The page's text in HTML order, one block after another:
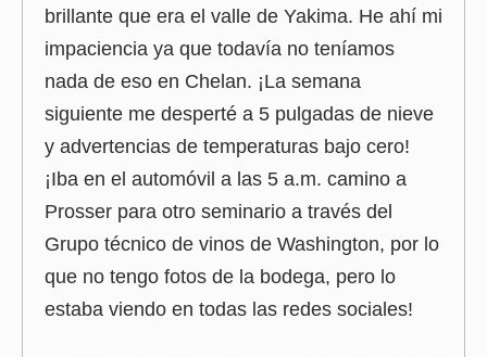
brillante que era el valle de Yakima. He ahí mi
impaciencia ya que todavía no teníamos
nada de eso en Chelan. ¡La semana
siguiente me desperté a 5 pulgadas de nieve
y advertencias de temperaturas bajo cero!
¡Iba en el automóvil a las 5 a.m. camino a
Prosser para otro seminario a través del
Grupo técnico de vinos de Washington, por lo
que no tengo fotos de la bodega, pero lo
estaba viendo en todas las redes sociales!